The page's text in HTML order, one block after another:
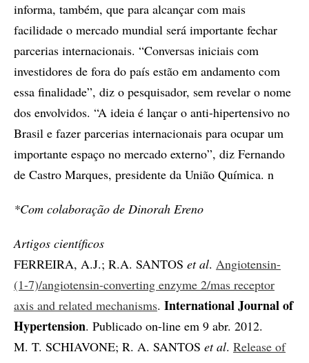
informa, também, que para alcançar com mais
facilidade o mercado mundial será importante fechar
parcerias internacionais. “Conversas iniciais com
investidores de fora do país estão em andamento com
essa finalidade”, diz o pesquisador, sem revelar o nome
dos envolvidos. “A ideia é lançar o anti-hipertensivo no
Brasil e fazer parcerias internacionais para ocupar um
importante espaço no mercado externo”, diz Fernando
de Castro Marques, presidente da União Química. n
*Com colaboração de Dinorah Ereno
Artigos científicos
FERREIRA, A.J.; R.A. SANTOS et al. Angiotensin-
(1-7)/angiotensin-converting enzyme 2/mas receptor
axis and related mechanisms. International Journal of
Hypertension. Publicado on-line em 9 abr. 2012.
M. T. SCHIAVONE; R. A. SANTOS et al. Release of